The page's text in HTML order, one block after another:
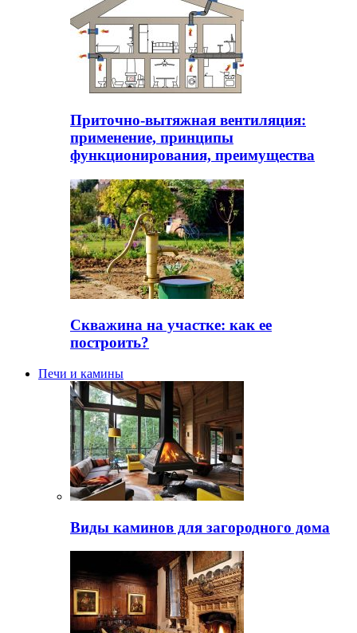
Приточно-вытяжная вентиляция:
применение, принципы
функционирования, преимущества
Скважина на участке: как ее
построить?
Печи и камины
Виды каминов для загородного дома